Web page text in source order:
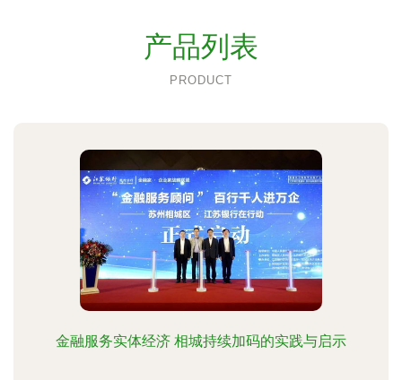
产品列表
PRODUCT
金融服务实体经济 相城持续加码的实践与启示